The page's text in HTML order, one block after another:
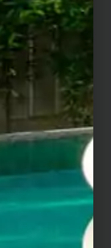
grès
résistante
nulle, ce
et